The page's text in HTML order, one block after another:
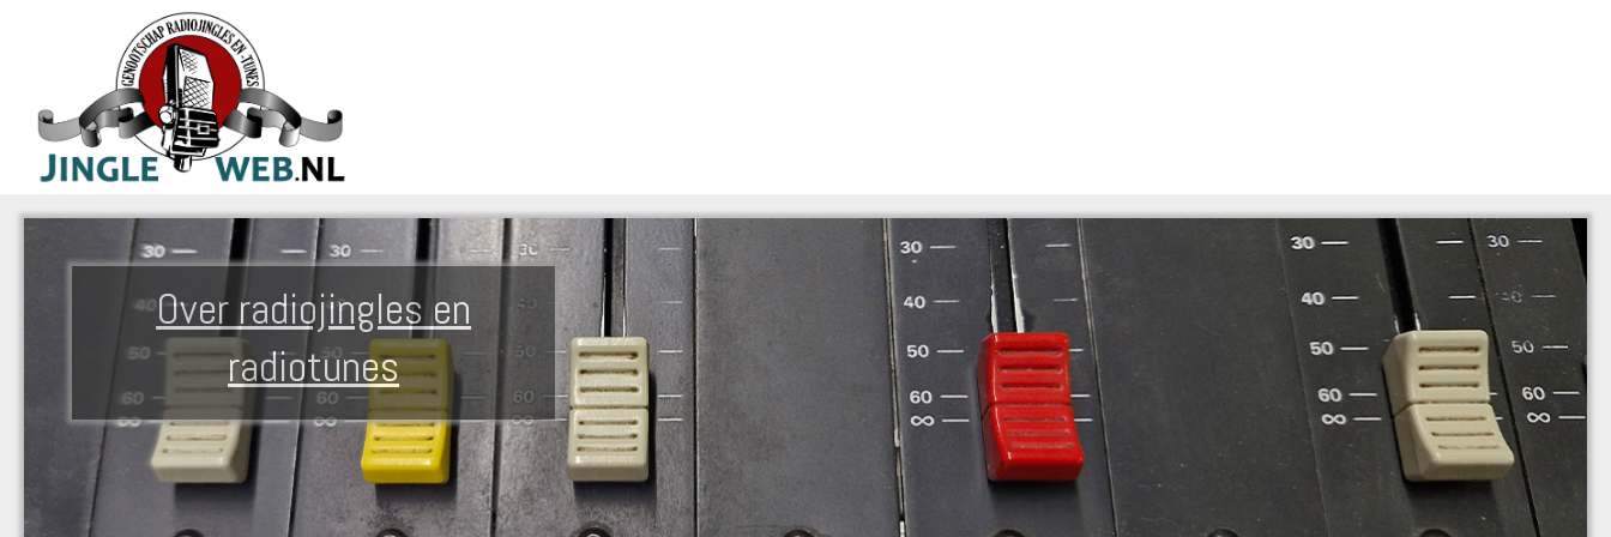
Over radiojingles en
radiotunes